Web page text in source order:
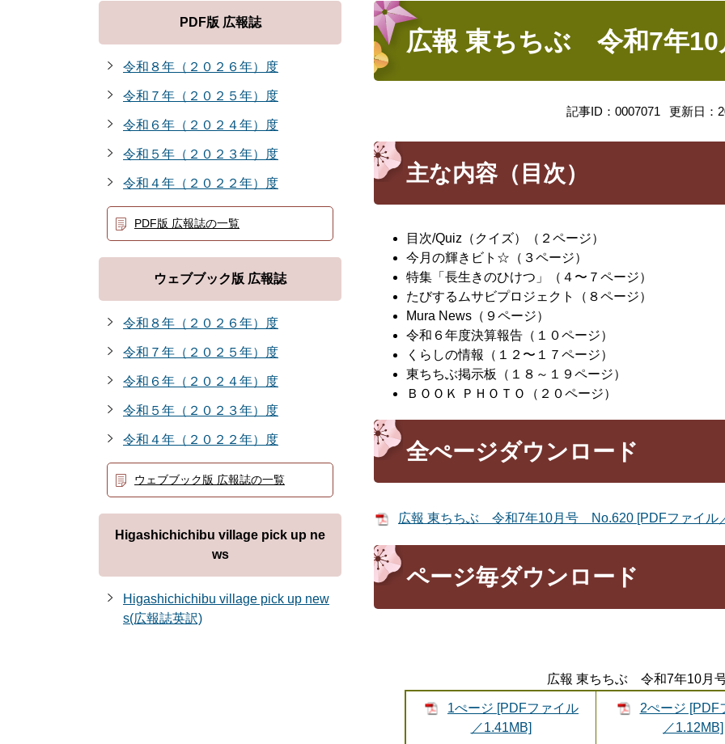
本
文
広報 東ちちぶ 令和7年
記事ID：0007071 更新日：
主な内容（目次）
目次/Quiz（クイズ）（２ページ）
今月の輝きビト☆（３ページ）
特集「長生きのひけつ」（４〜７ページ）
たびするムサビプロジェクト（８ページ）
Mura News（９ページ）
令和６年度決算報告（１０ページ）
くらしの情報（１２〜１７ページ）
東ちちぶ掲示板（１８～１９ページ）
ＢＯＯＫ ＰＨＯＴＯ（２０ページ）
全ぺージダウンロード
広報 東ちちぶ 令和7年10月号 No.620 [PDFファイル
ページ毎ダウンロード
広報 東ちちぶ 令和7年10月
1ぺージ [PDFファイル
／1.41MB]
2ぺージ [PDF
／1.12MB]
PDF版 広報誌
令和８年（２０２６年）度
令和７年（２０２５年）度
令和６年（２０２４年）度
令和５年（２０２３年）度
令和４年（２０２２年）度
PDF版 広報誌の一覧
ウェブブック版 広報誌
令和８年（２０２６年）度
令和７年（２０２５年）度
令和６年（２０２４年）度
令和５年（２０２３年）度
令和４年（２０２２年）度
ウェブブック版 広報誌の一覧
Higashichichibu village pick up ne
ws
Higashichichibu village pick up new
s(広報誌英訳)